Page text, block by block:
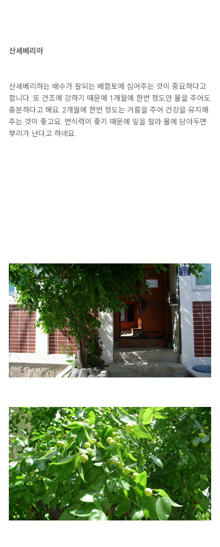
산세베리아
산세베리하는 배수가 잘되는 배합토에 심어주는 것이 중요하다고
합니다. 또 건조에 강하기 때문에 1개월에 한번 정도만 물을 주어도
충분하다고 해요. 2개월에 한번 정도는 거름을 주어 건강을 유지해
주는 것이 좋고요. 번식력이 좋기 때문에 잎을 잘라 물에 담아두면
뿌리가 난다고 하네요.